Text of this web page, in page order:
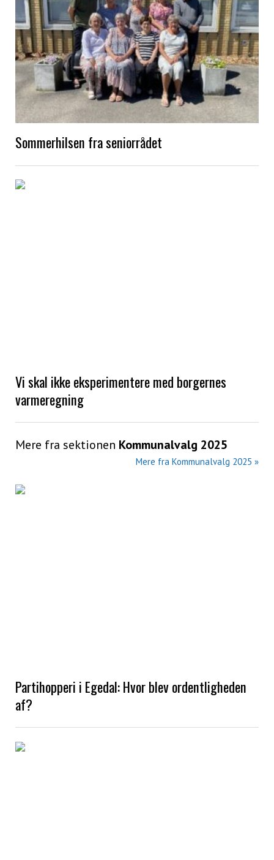
Sommerhilsen fra seniorrådet
Vi skal ikke eksperimentere med borgernes
varmeregning
Mere fra sektionen Kommunalvalg 2025
Mere fra Kommunalvalg 2025 »
Partihopperi i Egedal: Hvor blev ordentligheden
af?